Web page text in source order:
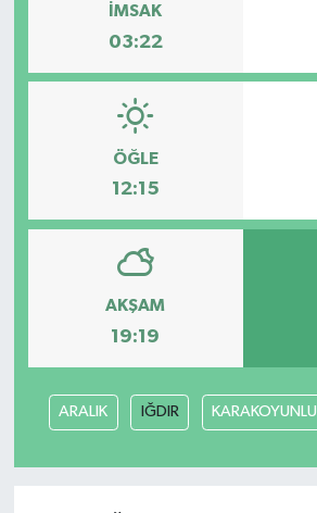
İMSAK
03:22
ÖĞLE
12:15
AKŞAM
19:19
ARALIK IĞDIR KARAKOYUNLU